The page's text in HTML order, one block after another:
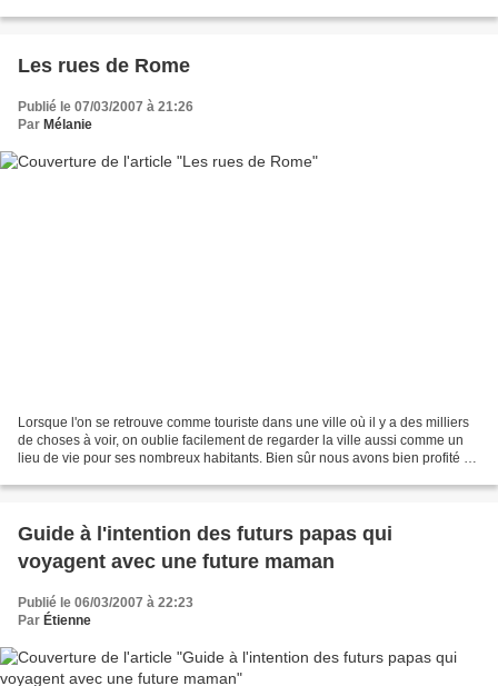
Les rues de Rome
Publié le 07/03/2007 à 21:26
Par Mélanie
Lorsque l'on se retrouve comme touriste dans une ville où il y a des milliers
de choses à voir, on oublie facilement de regarder la ville aussi comme un
lieu de vie pour ses nombreux habitants. Bien sûr nous avons bien profité de
Guide à l'intention des futurs papas qui
voyagent avec une future maman
Publié le 06/03/2007 à 22:23
Par Étienne